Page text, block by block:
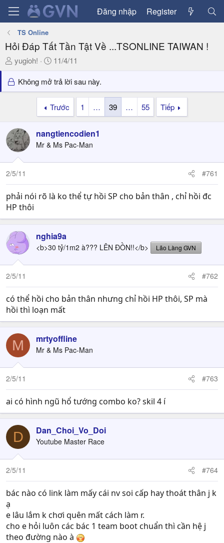
Đăng nhập Register
TS Online
Hỏi Đáp Tất Tần Tật Về ...TSONLINE TAIWAN !
T
r
e
t
a
r
e
r
yugioh!
N
à
y
ử
11/4/11
Không mở trả lời sau này.
Trước 1 … 39 … 55 Tiếp
nangtiencodien1
Mr & Ms Pac-Man
2/5/11 #761
phải nói rõ là ko thể tự hồi SP cho bản thân , chỉ hồi đc
HP thôi
nghia9a
<b>30 tỷ/1m2 à??? LÊN ĐỒN!!</b> Lão Làng GVN
2/5/11 #762
có thể hồi cho bản thân nhưng chỉ hồi HP thôi, SP mà
hồi thì loạn mất
M mrtyoffline
Mr & Ms Pac-Man
2/5/11 #763
ai có hình ngũ hổ tướng combo ko? skil 4 í
D Dan_Choi_Vo_Doi
Youtube Master Race
2/5/11 #764
bác nào có link làm mấy cái nv soi cấp hay thoát thân j k
ạ
e lâu lắm k chơi quên mất cách làm r.
cho e hỏi luôn các bác 1 team boot chuẩn thì cần hệ j
theo đường nào à